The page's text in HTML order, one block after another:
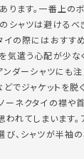
ります。一番上の
ャツは避けるべ
の際にはおすす
遣う心配が少な
ンダーシャツにも
でジャケットを
ーネクタイの襟や
われてしまいます
、シャツが半袖